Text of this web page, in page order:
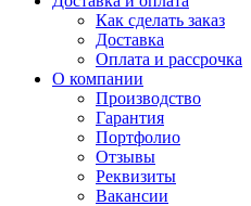
Как сделать заказ
Доставка
Оплата и рассрочка
О компании
Производство
Гарантия
Портфолио
Отзывы
Реквизиты
Вакансии